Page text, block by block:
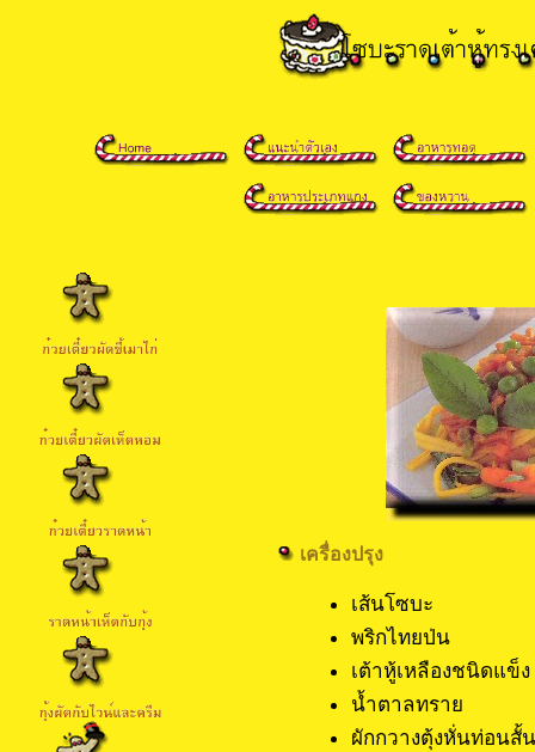
เครื่องปรุง
เส้นโซบ
พริกไทยป่น
เต้าหู้เหลืองช
น้ำตาลทราย
ผักกวางตุ้งหั่